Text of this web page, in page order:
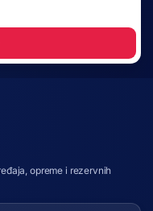
opreme i rezervnih